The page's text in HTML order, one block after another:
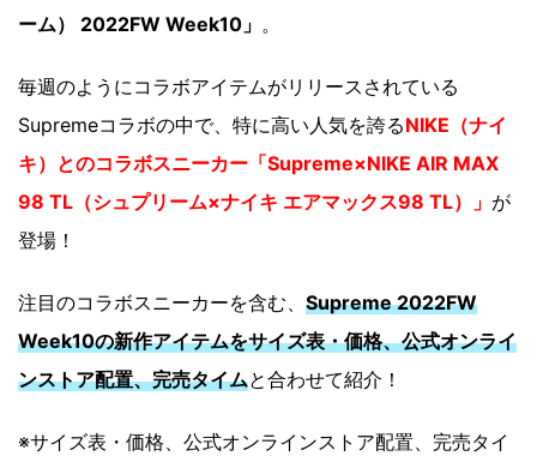
ーム） 2022FW Week10」 。
毎週のようにコラボアイテムがリリースされている
Supremeコラボの中で、特に高い人気を誇るNIKE（ナイ
キ）とのコラボスニーカー「Supreme×NIKE AIR MAX
98 TL（シュプリーム×ナイキ エアマックス98 TL）」 が
登場！
注目のコラボスニーカーを含む、 Supreme 2022FW
Week10の新作アイテムをサイズ表・価格、公式オンライ
ンストア配置、完売タイムと合わせて紹介！
※サイズ表・価格、公式オンラインストア配置、完売タイ